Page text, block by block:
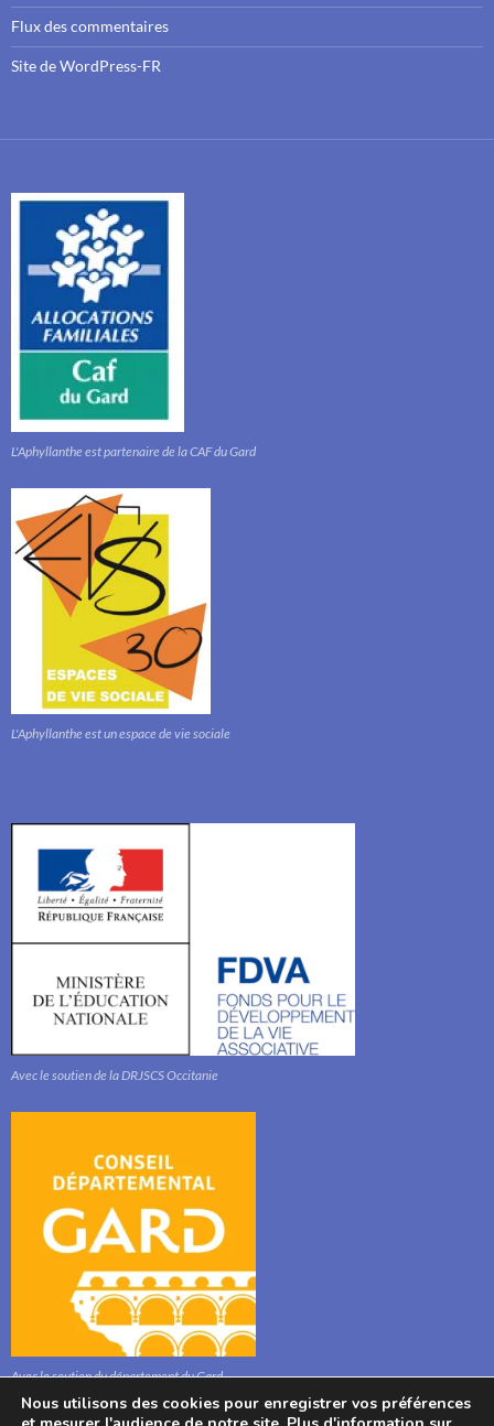
Flux des commentaires
Site de WordPress-FR
L'Aphyllanthe est partenaire de la CAF du Gard
L'Aphyllanthe est un espace de vie sociale
Avec le soutien de la DRJSCS Occitanie
Avec le soutien du département du Gard
Nous utilisons des cookies pour enregistrer vos préférences